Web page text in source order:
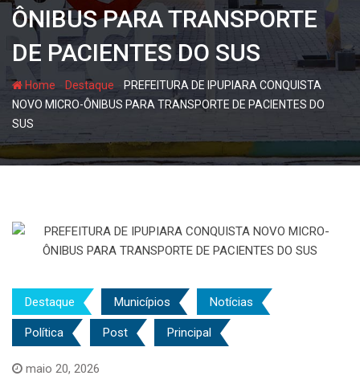
ÔNIBUS PARA TRANSPORTE
DE PACIENTES DO SUS
Home - Destaque - PREFEITURA DE IPUPIARA CONQUISTA
NOVO MICRO-ÔNIBUS PARA TRANSPORTE DE PACIENTES DO
SUS
Destaque Municípios Notícias
Política Post Principal
maio 20, 2026